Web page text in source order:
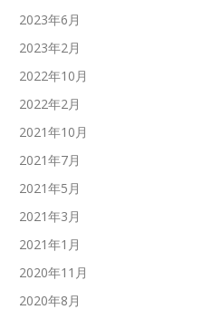
2023年6月
2023年2月
2022年10月
2022年2月
2021年10月
2021年7月
2021年5月
2021年3月
2021年1月
2020年11月
2020年8月